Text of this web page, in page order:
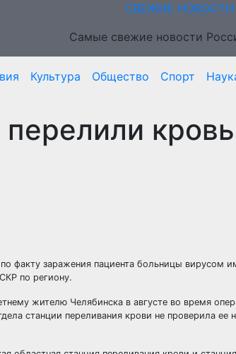
СВЕЖИЕ НОВОСТИ
Самые свежие новости
Культура Общество Спорт
факту заражения пациента больницы вирусом
по региону.
жителю Челябинска в августе во время
станции переливания крови не проверила ее